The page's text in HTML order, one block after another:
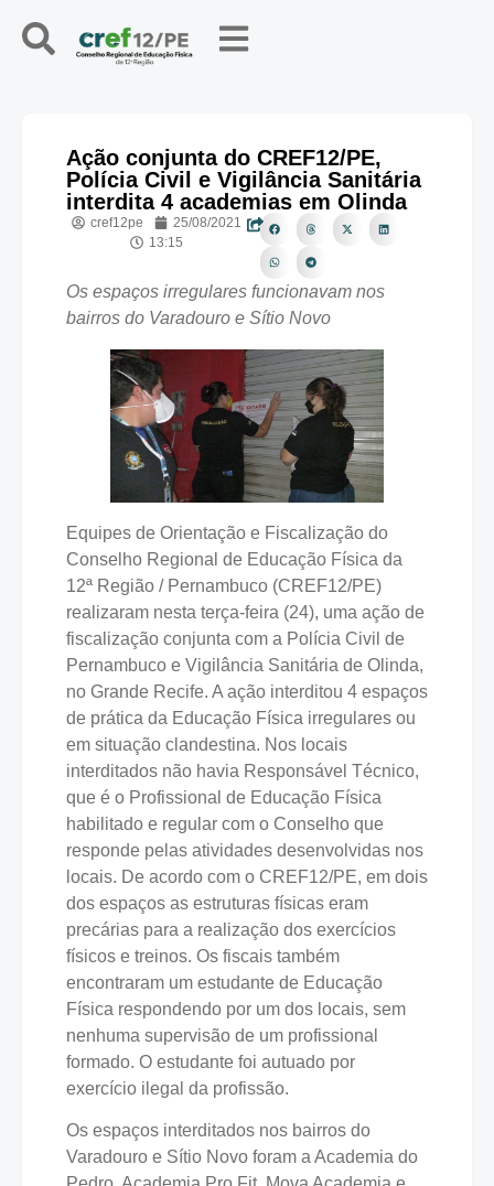
Ação conjunta do CREF12/PE,
Polícia Civil e Vigilância Sanitária
interdita 4 academias em Olinda
cref12pe
25/08/2021
13:15
Os espaços irregulares funcionavam nos
bairros do Varadouro e Sítio Novo
Equipes de Orientação e Fiscalização do
Conselho Regional de Educação Física da
12ª Região / Pernambuco (CREF12/PE)
realizaram nesta terça-feira (24), uma ação de
fiscalização conjunta com a Polícia Civil de
Pernambuco e Vigilância Sanitária de Olinda,
no Grande Recife. A ação interditou 4 espaços
de prática da Educação Física irregulares ou
em situação clandestina. Nos locais
interditados não havia Responsável Técnico,
que é o Profissional de Educação Física
habilitado e regular com o Conselho que
responde pelas atividades desenvolvidas nos
locais. De acordo com o CREF12/PE, em dois
dos espaços as estruturas físicas eram
precárias para a realização dos exercícios
físicos e treinos. Os fiscais também
encontraram um estudante de Educação
Física respondendo por um dos locais, sem
nenhuma supervisão de um profissional
formado. O estudante foi autuado por
exercício ilegal da profissão.
Os espaços interditados nos bairros do
Varadouro e Sítio Novo foram a Academia do